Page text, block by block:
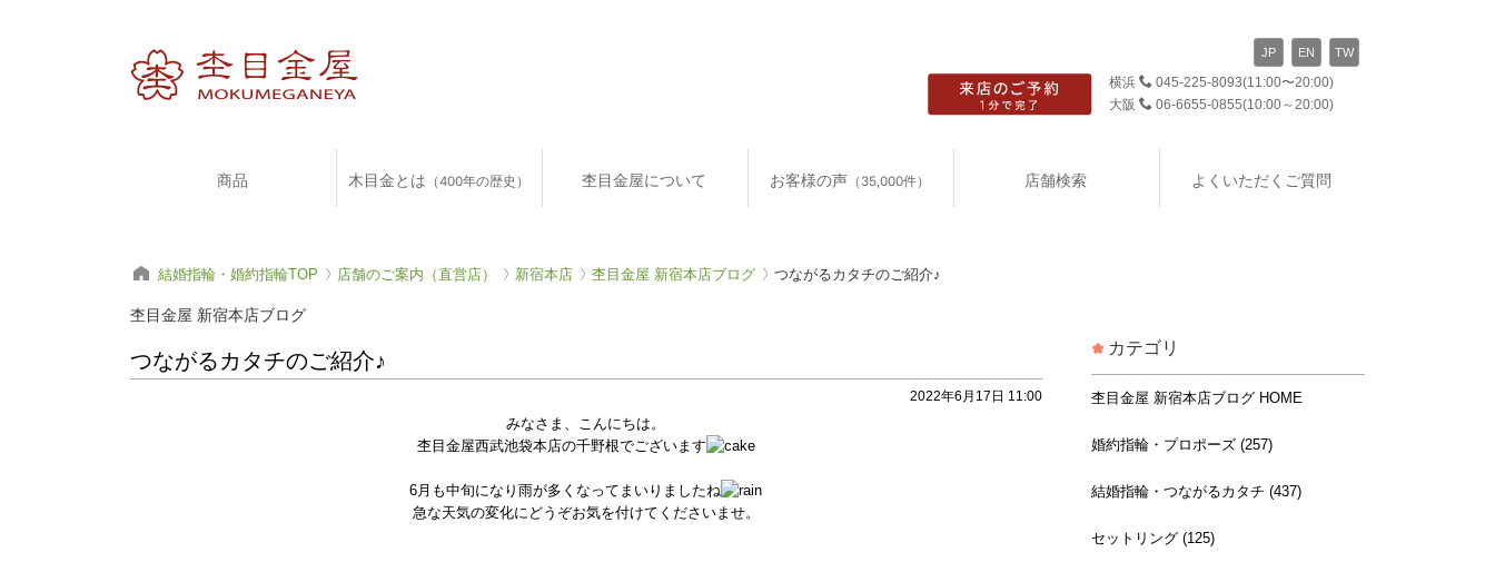
横浜 045-225-8093(11:00〜20:00)
大阪
06-6655-0855(10:00～20:00)
JP EN TW
商品 木目金とは （400年の歴史） 杢目金屋について お客様の声 （35,000件） 店舗検索 よくいただくご質問
結婚指輪・婚約指輪TOP 店舗のご案内（直営店） 新宿本店 杢目金屋 新宿本店ブログ つながるカタチのご紹介♪
杢目金屋 新宿本店ブログ
つながるカタチのご紹介♪
2022年6月17日 11:00
みなさま、こんにちは。
杢目金屋西武池袋本店の千野根でございます
6月も中旬になり雨が多くなってまいりましたね
急な天気の変化にどうぞお気を付けてくださいませ。
カテゴリ
杢目金屋 新宿本店ブログ HOME
婚約指輪・プロポーズ (257)
結婚指輪・つながるカタチ (437)
セットリング (125)